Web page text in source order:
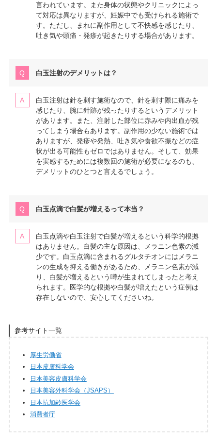
言われています。また身体の状態やクリニックによっ
て対応は異なりますが、妊娠中でも受けられる施術で
す。ただし、まれに副作用として不快感を感じたり、
吐き気や頭痛・発疹が起きたりする場合があります。
白玉注射のデメリットは？
白玉注射は針を刺す施術なので、針を刺す際に痛みを
感じたり、腕に針跡が残ったりするというデメリット
があります。また、注射した部位に赤みや内出血が残
ってしまう場合もあります。副作用の少ない施術では
ありますが、発疹や発熱、吐き気や食欲不振などの症
状が出る可能性もゼロではありません。そして、効果
を実感するためには複数回の施術が必要になるのも、
デメリットのひとつと言えるでしょう。
白玉点滴で白髪が増えるって本当？
白玉点滴や白玉注射で白髪が増えるという科学的根拠
はありません。白髪の主な原因は、メラニン色素の減
少です。白玉点滴に含まれるグルタチオンにはメラニ
ンの生成を抑える働きがあるため、メラニン色素が減
り、白髪が増えるという噂が生まれてしまったと考え
られます。医学的な根拠や白髪が増えたという症例は
存在しないので、安心してくださいね。
参考サイト一覧
厚生労働省
日本皮膚科学会
日本美容皮膚科学会
日本美容外科学会（JSAPS）
日本抗加齢医学会
消費者庁